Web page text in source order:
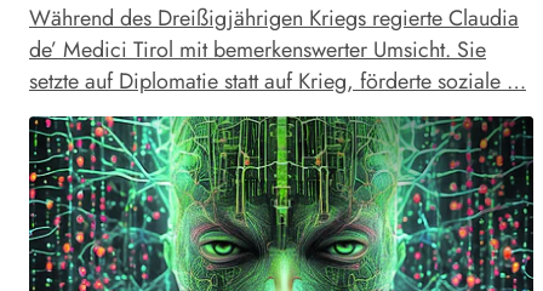
Während des Dreißigjährigen Kriegs regierte Claudia
de’ Medici Tirol mit bemerkenswerter Umsicht. Sie
setzte auf Diplomatie statt auf Krieg, förderte soziale …